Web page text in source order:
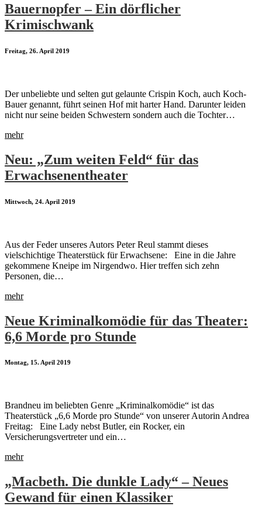
Bauernopfer – Ein dörflicher
Krimischwank
Freitag, 26. April 2019
Der unbeliebte und selten gut gelaunte Crispin Koch, auch Koch-
Bauer genannt, führt seinen Hof mit harter Hand. Darunter leiden
nicht nur seine beiden Schwestern sondern auch die Tochter…
mehr
Neu: „Zum weiten Feld“ für das
Erwachsenentheater
Mittwoch, 24. April 2019
Aus der Feder unseres Autors Peter Reul stammt dieses
vielschichtige Theaterstück für Erwachsene: Eine in die Jahre
gekommene Kneipe im Nirgendwo. Hier treffen sich zehn
Personen, die…
mehr
Neue Kriminalkomödie für das Theater:
6,6 Morde pro Stunde
Montag, 15. April 2019
Brandneu im beliebten Genre „Kriminalkomödie“ ist das
Theaterstück „6,6 Morde pro Stunde“ von unserer Autorin Andrea
Freitag: Eine Lady nebst Butler, ein Rocker, ein
Versicherungsvertreter und ein…
mehr
„Macbeth. Die dunkle Lady“ – Neues
Gewand für einen Klassiker